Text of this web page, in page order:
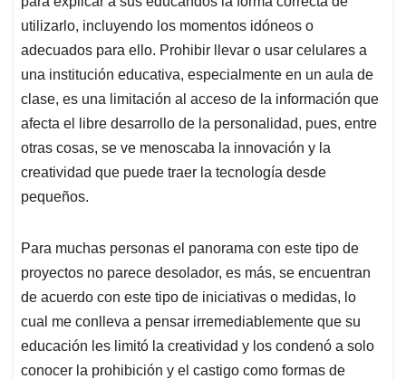
utilizarlo, incluyendo los momentos idóneos o
adecuados para ello. Prohibir llevar o usar celulares a
una institución educativa, especialmente en un aula de
clase, es una limitación al acceso de la información que
afecta el libre desarrollo de la personalidad, pues, entre
otras cosas, se ve menoscaba la innovación y la
creatividad que puede traer la tecnología desde
pequeños.
Para muchas personas el panorama con este tipo de
proyectos no parece desolador, es más, se encuentran
de acuerdo con este tipo de iniciativas o medidas, lo
cual me conlleva a pensar irremediablemente que su
educación les limitó la creatividad y los condenó a solo
conocer la prohibición y el castigo como formas de